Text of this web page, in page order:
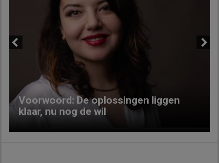
Voorwoord: De oplossingen liggen
klaar, nu nog de wil